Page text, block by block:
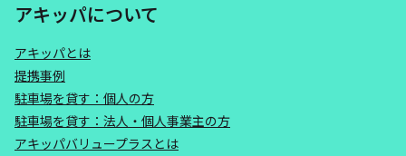
アキッパについて
アキッパとは
提携事例
駐車場を貸す：個人の方
駐車場を貸す：法人・個人事業主の方
アキッパバリュープラスとは